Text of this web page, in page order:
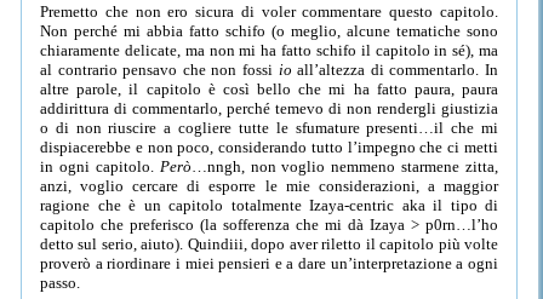
Premetto che non ero sicura di voler commentare questo capitolo.
Non perché mi abbia fatto schifo (o meglio, alcune tematiche sono
chiaramente delicate, ma non mi ha fatto schifo il capitolo in sé), ma
al contrario pensavo che non fossi io all’altezza di commentarlo. In
altre parole, il capitolo è così bello che mi ha fatto paura, paura
addirittura di commentarlo, perché temevo di non rendergli giustizia
o di non riuscire a cogliere tutte le sfumature presenti…il che mi
dispiacerebbe e non poco, considerando tutto l’impegno che ci metti
in ogni capitolo. Però …nngh, non voglio nemmeno starmene zitta,
anzi, voglio cercare di esporre le mie considerazioni, a maggior
ragione che è un capitolo totalmente Izaya-centric aka il tipo di
capitolo che preferisco (la sofferenza che mi dà Izaya > p0rn…l’ho
detto sul serio, aiuto). Quindiii, dopo aver riletto il capitolo più volte
proverò a riordinare i miei pensieri e a dare un’interpretazione a ogni
passo.